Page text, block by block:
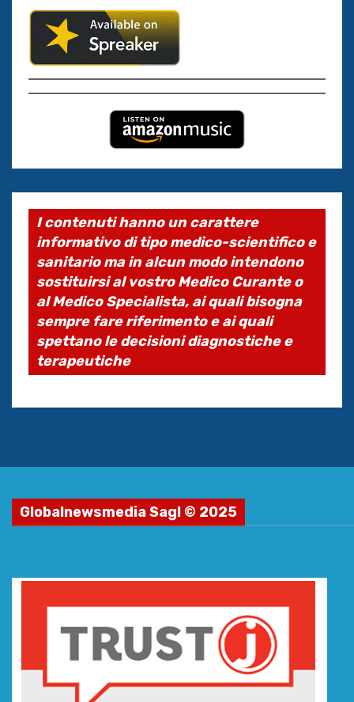
I contenuti hanno un carattere
informativo di tipo medico-scientifico e
sanitario ma in alcun modo intendono
sostituirsi al vostro Medico Curante o
al Medico Specialista, ai quali bisogna
sempre fare riferimento e ai quali
spettano le decisioni diagnostiche e
terapeutiche
Globalnewsmedia Sagl © 2025